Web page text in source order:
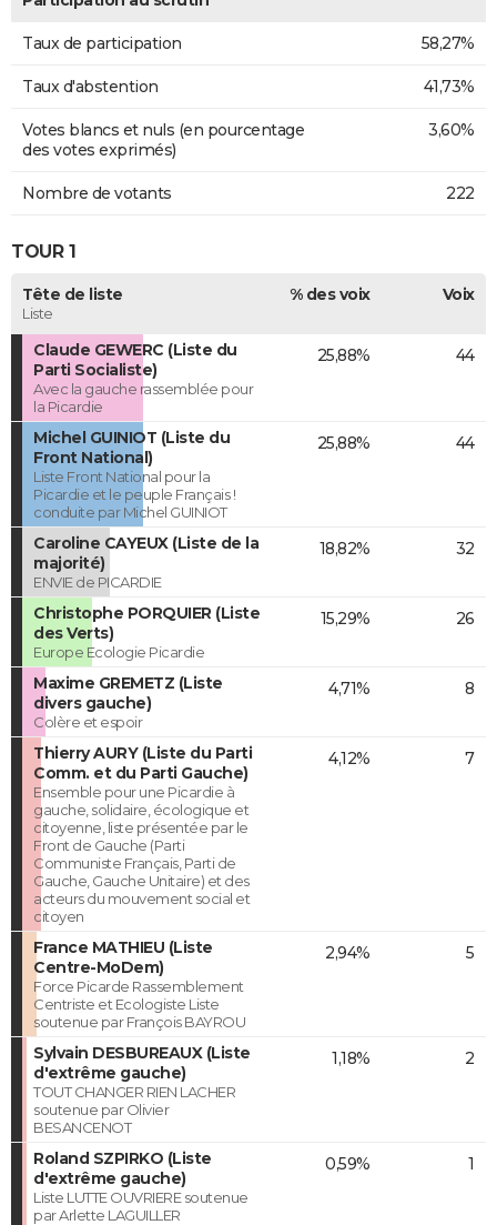
Taux de participation 58,27%
Taux d'abstention 41,73%
Votes blancs et nuls (en pourcentage
des votes exprimés)
3,60%
Nombre de votants 222
TOUR 1
Tête de liste
Liste
% des voix Voix
Claude GEWERC (Liste du
Parti Socialiste)
Avec la gauche rassemblée pour
la Picardie
25,88% 44
Michel GUINIOT (Liste du
Front National)
Liste Front National pour la
Picardie et le peuple Français !
conduite par Michel GUINIOT
25,88% 44
Caroline CAYEUX (Liste de la
majorité)
ENVIE de PICARDIE
18,82% 32
Christophe PORQUIER (Liste
des Verts)
Europe Ecologie Picardie
15,29% 26
Maxime GREMETZ (Liste
divers gauche)
Colère et espoir
4,71% 8
Thierry AURY (Liste du Parti
Comm. et du Parti Gauche)
Ensemble pour une Picardie à
gauche, solidaire, écologique et
citoyenne, liste présentée par le
Front de Gauche (Parti
Communiste Français, Parti de
Gauche, Gauche Unitaire) et des
acteurs du mouvement social et
citoyen
4,12% 7
France MATHIEU (Liste
Centre-MoDem)
Force Picarde Rassemblement
Centriste et Ecologiste Liste
soutenue par François BAYROU
2,94% 5
Sylvain DESBUREAUX (Liste
d'extrême gauche)
TOUT CHANGER RIEN LACHER
soutenue par Olivier
BESANCENOT
1,18% 2
Roland SZPIRKO (Liste
d'extrême gauche)
Liste LUTTE OUVRIERE soutenue
par Arlette LAGUILLER
0,59% 1